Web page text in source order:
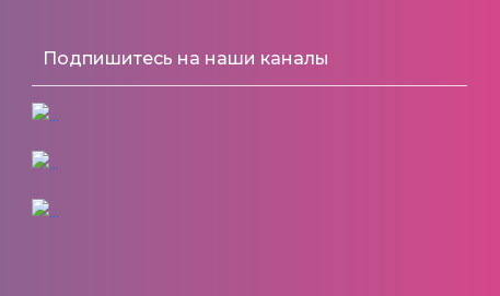
Подпишитесь на наши каналы